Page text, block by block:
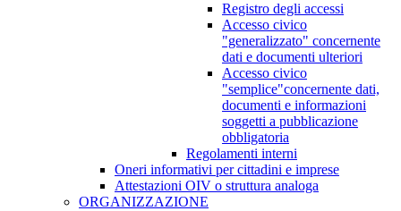
Registro degli accessi
Accesso civico
"generalizzato" concernente
dati e documenti ulteriori
Accesso civico
"semplice"concernente dati,
documenti e informazioni
soggetti a pubblicazione
obbligatoria
Regolamenti interni
Oneri informativi per cittadini e imprese
Attestazioni OIV o struttura analoga
ORGANIZZAZIONE